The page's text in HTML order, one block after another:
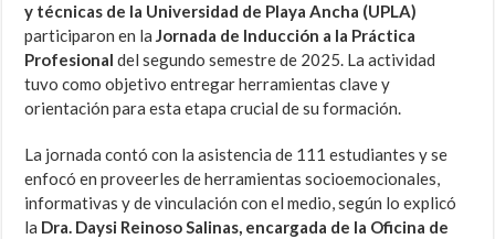
y técnicas de la Universidad de Playa Ancha (UPLA)
participaron en laJornada de Inducción a la Práctica
Profesional del segundo semestre de 2025. La actividad
tuvo como objetivo entregar herramientas clave y
orientación para esta etapa crucial de su formación.
La jornada contó con la asistencia de 111 estudiantes y se
enfocó en proveerles de herramientas socioemocionales,
informativas y de vinculación con el medio, según lo explicó
la Dra. Daysi Reinoso Salinas, encargada de la Oficina de